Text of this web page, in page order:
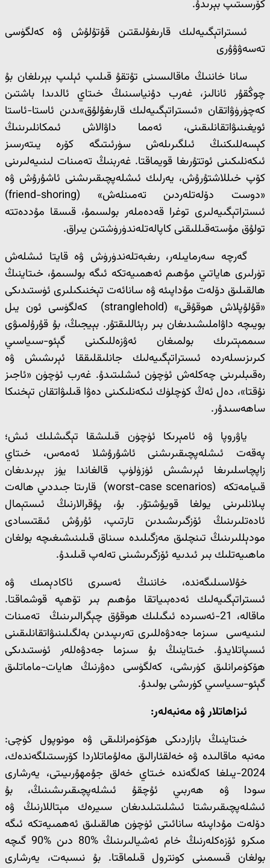
كۆرسىتىپ بېرىدۇ.
ئىستراتېگىيەلىك قارىغۇلىقتىن قۇتۇلۇش ۋە كەلگۈسى
تەسەۋۋۇرى
سانا خاننىڭ ماقالىسىنى تۇتقۇ قىلىپ ئېلىپ بېرىلغان بۇ
چوڭقۇر ئانالىز، غەرب دۇنياسىنىڭ خىتاي ئالدىدا باشتىن
كەچۈرۈۋاتقان «ئىستراتېگىيەلىك قارىغۇلۇق»ىدىن ئاستا-ئاستا
ئويغىنىۋاتقانلىقىنى، ئەمما داۋالاش ئىمكانلىرىنىڭ
كېسەللىكنىڭ ئىلگىرىلەش سۈرئىتىگە كۆرە يىتەرسىز
ئىكەنلىكىنى ئوتتۇرىغا قويماقتا. غەربنىڭ تەمىنات لىنىيەلىرىنى
كۆپ خىللاشتۇرۇش، يەرلىك ئىشلەپچىقىرىشنى ئاشۇرۇش ۋە
«دوست دۆلەتلەردىن تەمىنلەش» (friend-shoring)
ئىستراتېگىيەلىرى توغرا قەدەملەر بولسىمۇ، قىسقا مۇددەتتە
تولۇق مۇستەقىللىقنى كاپالەتلەندۈرۈشتىن يىراق.
گەرچە سەرمايىلەر، رىغبەتلەندۈرۈش ۋە قايتا ئىشلەش
تۈرلىرى ھاياتىي مۇھىم ئەھمىيەتكە ئىگە بولسىمۇ، خىتاينىڭ
ھالقىلىق دۆلەت مۇداپىئە ۋە سانائەت تېخنىكىلىرى ئۈستىدىكى
«قۇلۇپلاش ھوقۇقى» (stranglehold) كەلگۈسى ئون يىل
بويىچە داۋاملىشىدىغان بىر رېئاللىقتۇر. بېيجىڭ، بۇ قۇرۇلمىۋى
سىممېتىرىك بولمىغان ئەۋزەللىكىنى گېئو-سىياسىي
كىرىزىسلەردە ئىستراتېگىيەلىك جانلىقلىققا ئېرىشىش ۋە
رەقىبلىرىنى چەكلەش ئۈچۈن ئىشلىتىدۇ. غەرب ئۈچۈن «ئاجىز
نۇقتا»، دەل ئەڭ كۈچلۈك ئىكەنلىكىنى دەۋا قىلىۋاتقان تېخنىكا
ساھەسىدۇر.
ياۋروپا ۋە ئامېرىكا ئۈچۈن قىلىشقا تېگىشلىك ئىش؛
پەقەت ئىشلەپچىقىرىشنى ئاشۇرۇشلا ئەمەس، خىتاي
زاپچاسلىرىغا ئېرىشىش ئۈزۈلۈپ قالغاندا يۈز بېرىدىغان
قىيامەتكە (worst-case scenarios) قارىتا جىددىي ھالەت
پىلانلىرىنى يولغا قويۇشتۇر. بۇ، پۇقرالارنىڭ ئىستېمال
ئادەتلىرىنىڭ ئۆزگىرىشىدىن تارتىپ، ئۇرۇش ئىقتىسادى
مودېللىرىنىڭ تىنچلىق مەزگىلىدە سىناق قىلىنىشىغىچە بولغان
ماھىيەتلىك بىر ئىدىيە ئۆزگىرىشىنى تەلەپ قىلىدۇ.
خۇلاسىلىگەندە، خاننىڭ ئەسىرى ئاكادېمىك ۋە
ئىستراتېگىيەلىك ئەدەبىياتقا مۇھىم بىر تۆھپە قوشماقتا.
ماقالە، 21-ئەسىردە ئىگىلىك ھوقۇق چېگرالىرىنىڭ تەمىنات
لىنىيەسى سىزما جەدۋەللىرى تەرىپىدىن بەلگىلىنىۋاتقانلىقىنى
ئىسپاتلايدۇ. خىتاينىڭ بۇ سىزما جەدۋەللەر ئۈستىدىكى
ھۆكۈمرانلىق كۈرىشى، كەلگۈسى دەۋرنىڭ ھايات-ماماتلىق
گېئو-سىياسىي كۈرىشى بولىدۇ.
ئىزاھاتلار ۋە مەنبەلەر:
خىتاينىڭ بازاردىكى ھۆكۈمرانلىقى ۋە مونوپول كۈچى:
مەنبە ماقالىدە ۋە خەلقئارالىق مەلۇماتلاردا كۆرسىتىلگەندەك،
2024-يىلغا كەلگەندە خىتاي خەلق جۇمھۇرىيىتى، يەرشارى
سودا ۋە ھەربىي ئۇچقۇ ئىشلەپچىقىرىشىنىڭ، بۇ
ئىشلەپچىقىرىشتا ئىشلىتىلىدىغان سىيرەك مېتاللارنىڭ ۋە
دۆلەت مۇداپىئە سانائىتى ئۈچۈن ھالقىلىق ئەھمىيەتكە ئىگە
مىكرو ئۆزەكلەرنىڭ خام ئەشيالىرىنىڭ %80 دىن %90 گىچە
بولغان قىسمىنى كونترول قىلماقتا. بۇ نىسبەت، يەرشارى